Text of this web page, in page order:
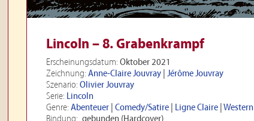
Lincoln – 8. Grabenkrampf
Erscheinungsdatum: Oktober 2021
Zeichnung: Anne-Claire Jouvray
Jérôme Jouvray
Szenario: Olivier Jouvray
Serie: Lincoln
Genre: Abenteuer Comedy/Satire Ligne Claire Western